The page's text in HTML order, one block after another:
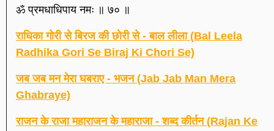
ॐ प्रमधाधिपाय नमः ॥ ७० ॥
राधिका गोरी से बिरज की छोरी से - बाल लीला (Bal Leela
Radhika Gori Se Biraj Ki Chori Se)
जब जब मन मेरा घबराए - भजन (Jab Jab Man Mera
Ghabraye)
राजन के राजा महाराजन के महाराजा - शब्द कीर्तन (Rajan Ke